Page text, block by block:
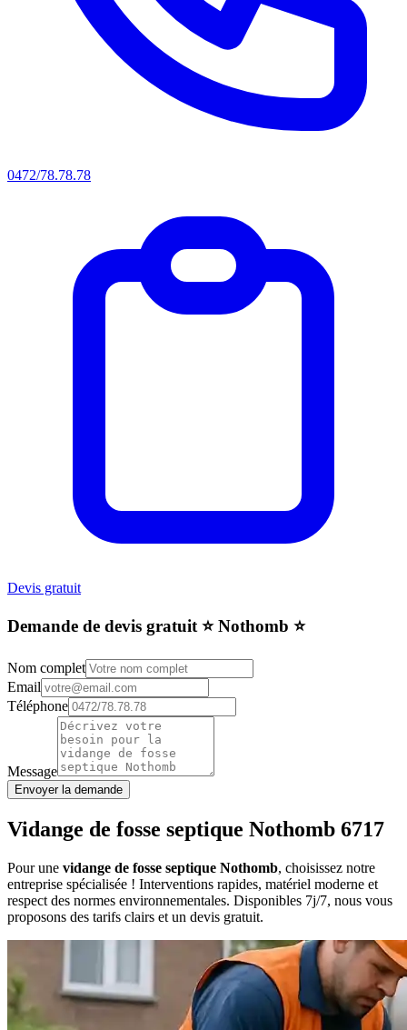
0472/78.78.78
Devis gratuit
Demande de devis gratuit ⭐️ Nothomb ⭐️
Nom complet
Email
Téléphone
Message
Envoyer la demande
Vidange de fosse septique Nothomb 6717
Pour une vidange de fosse septique Nothomb, choisissez notre
entreprise spécialisée ! Interventions rapides, matériel moderne et
respect des normes environnementales. Disponibles 7j/7, nous vous
proposons des tarifs clairs et un devis gratuit.